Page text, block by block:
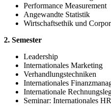
Performance Measurement
Angewandte Statistik
Wirtschaftsethik und
2. Semester
Leadership
Internationales Marketing
Verhandlungstechniken
Internationales
Internationale
Seminar: Internationales